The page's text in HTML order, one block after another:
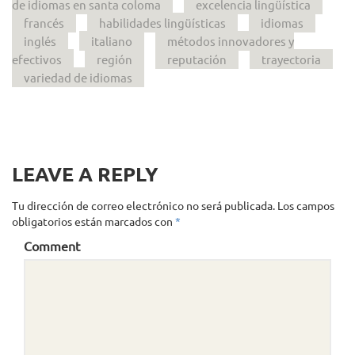
de idiomas en santa coloma
excelencia lingüística
francés
habilidades lingüísticas
idiomas
inglés
italiano
métodos innovadores y
efectivos
región reputación
trayectoria
variedad de idiomas
LEAVE A REPLY
Tu dirección de correo electrónico no será publicada. Los campos
obligatorios están marcados con *
Comment